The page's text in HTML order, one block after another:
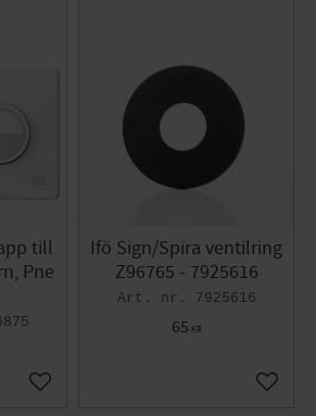
till
Pne
Lägg till i favoriter
Ifö Sign/Spira ventilring
Z96765 - 7925616
7925616
65 KR
Lägg